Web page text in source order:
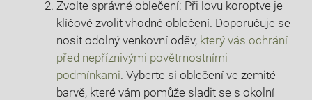
Zvolte správné oblečení:‌ Při lovu ‍koroptve je‌
klíčové zvolit vhodné oblečení. ⁤Doporučuje se
nosit odolný venkovní‌ oděv, který⁤ vás ochrání
před nepříznivými povětrnostními
podmínkami. Vyberte si oblečení ve zemité
barvě, které vám pomůže sladit se s⁣ okolní